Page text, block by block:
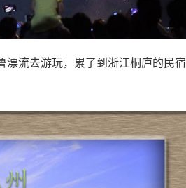
漂流去游玩，累了到浙江桐庐的民宿